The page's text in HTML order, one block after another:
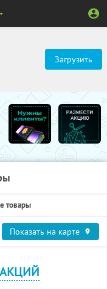
Загрузить
товары
Показать на карте